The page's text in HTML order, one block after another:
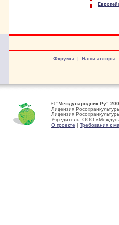
Форумы | Наши авторы
© "Международник.Ру"
Лицензия
Лицензия
Учредитель: ООО
О проекте | Требования к